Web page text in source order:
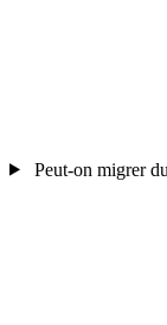
Peut-on migrer